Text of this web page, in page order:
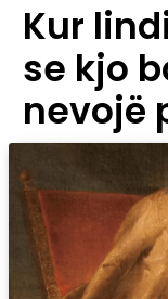
Kur
se kjo
nevojë